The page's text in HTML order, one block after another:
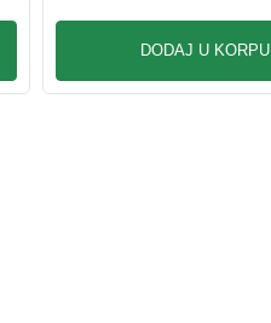
DODAJ U KORPU